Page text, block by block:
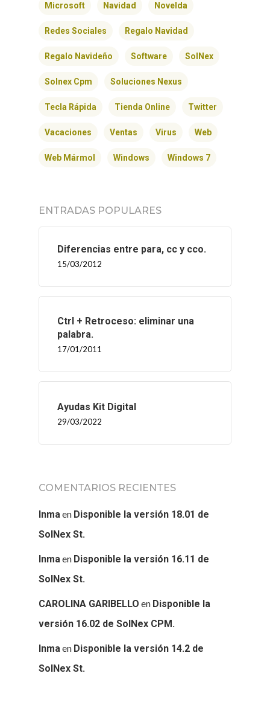
Microsoft Navidad Novelda
Redes Sociales Regalo Navidad
Regalo Navideño Software SolNex
Solnex Cpm Soluciones Nexus
Tecla Rápida Tienda Online Twitter
Vacaciones Ventas Virus Web
Web Mármol Windows Windows 7
ENTRADAS POPULARES
Diferencias entre para, cc y cco.
15/03/2012
Ctrl + Retroceso: eliminar una
palabra.
17/01/2011
Ayudas Kit Digital
29/03/2022
COMENTARIOS RECIENTES
Inmaen Disponible la versión 18.01 de
SolNex St.
Inmaen Disponible la versión 16.11 de
SolNex St.
CAROLINA GARIBELLO en Disponible la
versión 16.02 de SolNex CPM.
Inmaen Disponible la versión 14.2 de
SolNex St.
SOLNEX
BLOG